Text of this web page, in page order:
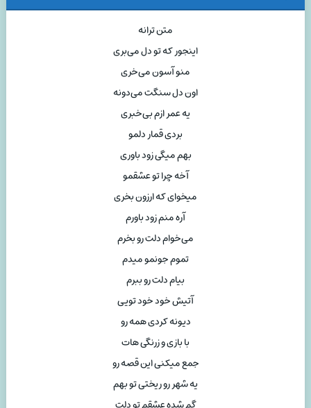
متن ترانه
اینجور که تو دل می‌بری
منو آسون می‌خری
اون دل سنگت می‌دونه
یه عمر ازم بی‌خبری
بردی قمار دلمو
بهم میگی زود باوری
آخه چرا تو عشقمو
میخوای که ارزون بخری
آره منم زود باورم
می‌خوام دلت رو بخرم
تموم جونمو میدم
بیام دلت رو ببرم
آتیش خود خود تویی
دیونه کردی همه رو
با بازی و زرنگی هات
جمع میکنی این قصه رو
یه شهر رو ریختی تو بهم